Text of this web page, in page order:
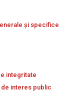
și specifice
integritate
de interes public